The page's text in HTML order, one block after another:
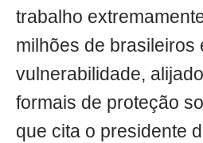
trabalho
milhões de brasileiros
vulnerabilidade,
formais de proteção
que cita o presidente